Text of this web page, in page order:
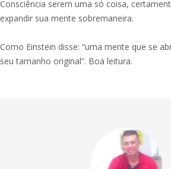
Consciência serem uma só coisa,
expandir sua mente sobremaneira.
Como Einstein disse: “uma mente que se
seu tamanho original”. Boa leitura.